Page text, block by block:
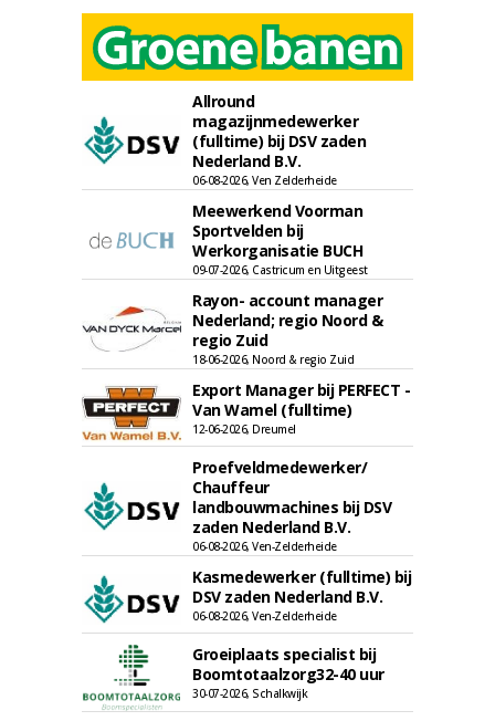
Allround
magazijnmedewerker
(fulltime) bij DSV zaden
Nederland B.V.
06-08-2026, Ven Zelderheide
Meewerkend Voorman
Sportvelden bij
Werkorganisatie BUCH
09-07-2026, Castricum en Uitgeest
Rayon- account manager
Nederland; regio Noord &
regio Zuid
18-06-2026, Noord & regio Zuid
Export Manager bij PERFECT -
Van Wamel (fulltime)
12-06-2026, Dreumel
Proefveldmedewerker/
Chauffeur
landbouwmachines bij DSV
zaden Nederland B.V.
06-08-2026, Ven-Zelderheide
Kasmedewerker (fulltime) bij
DSV zaden Nederland B.V.
06-08-2026, Ven-Zelderheide
Groeiplaats specialist bij
Boomtotaalzorg32-40 uur
30-07-2026, Schalkwijk